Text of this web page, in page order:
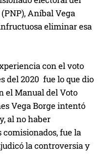
Aníbal Vega
eliminar esa
con el voto
del 2020 fue lo que dio
el Manual del Voto
Vega Borge intentó
al no haber
fue la
la controversia y